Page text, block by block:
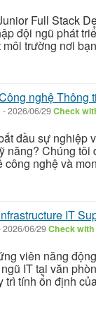
Full Stack
đội ngũ phát
trường nơi
nghệ Thông
-2026/06/29Check
đầu sự nghiệp
năng? Chúng
công nghệ và
IT
2026/06/29Check
viên năng
IT tại văn
trì tính ổn định